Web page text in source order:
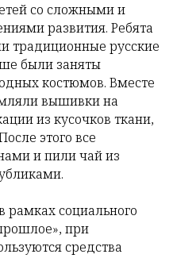
со сложными и
развития. Ребята
традиционные русские
были заняты
костюмов. Вместе
вышивки на
из кусочков ткани,
этого все
и пили чай из
рамках социального
при
средства